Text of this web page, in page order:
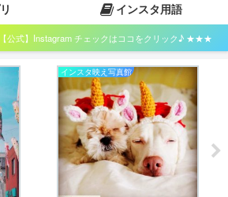
インスタ用語
公式】Instagram チェックはココをクリック♪ ★★★
インスタ映え写真館